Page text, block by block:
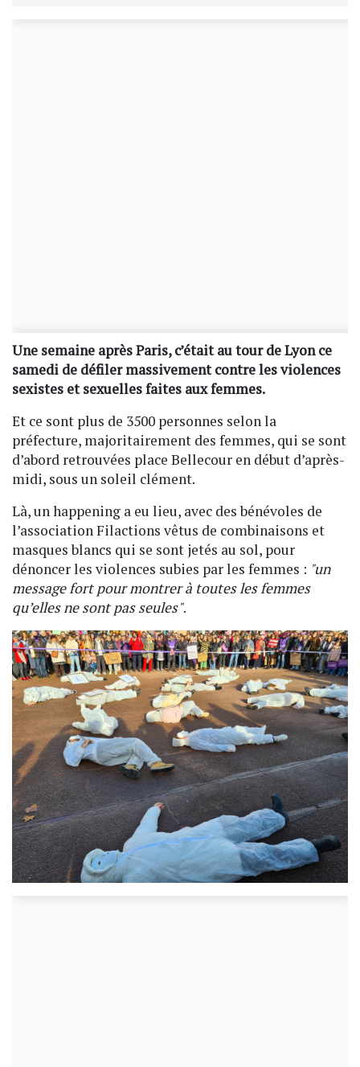
Une semaine après Paris, c’était au tour de Lyon ce
samedi de défiler massivement contre les violences
sexistes et sexuelles faites aux femmes.
Et ce sont plus de 3500 personnes selon la
préfecture, majoritairement des femmes, qui se sont
d’abord retrouvées place Bellecour en début d’après-
midi, sous un soleil clément.
Là, un happening a eu lieu, avec des bénévoles de
l’association Filactions vêtus de combinaisons et
masques blancs qui se sont jetés au sol, pour
dénoncer les violences subies par les femmes : "un
message fort pour montrer à toutes les femmes
qu’elles ne sont pas seules".